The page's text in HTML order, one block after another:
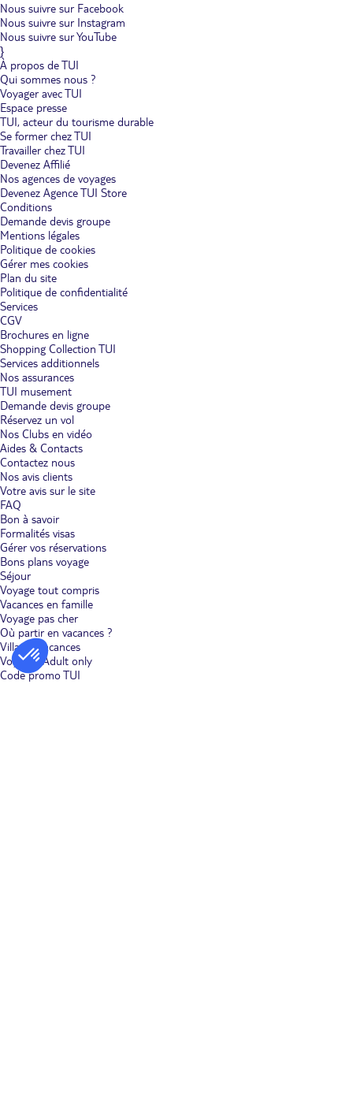
Nous suivre sur Facebook
Nous suivre sur Instagram
Nous suivre sur YouTube
}
À propos de TUI
Qui sommes nous ?
Voyager avec TUI
Espace presse
TUI, acteur du tourisme durable
Se former chez TUI
Travailler chez TUI
Devenez Affilié
Nos agences de voyages
Devenez Agence TUI Store
Conditions
Demande devis groupe
Mentions légales
Politique de cookies
Gérer mes cookies
Plan du site
Politique de confidentialité
Services
CGV
Brochures en ligne
Shopping Collection TUI
Services additionnels
Nos assurances
TUI musement
Demande devis groupe
Réservez un vol
Nos Clubs en vidéo
Aides & Contacts
Contactez nous
Nos avis clients
Votre avis sur le site
FAQ
Bon à savoir
Formalités visas
Gérer vos réservations
Bons plans voyage
Séjour
Voyage tout compris
Vacances en famille
Voyage pas cher
Où partir en vacances ?
Villages vacances
Voyages Adult only
Code promo TUI